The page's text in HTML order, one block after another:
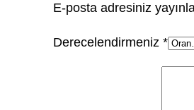
E-posta adresiniz
Derecelendirmeniz*